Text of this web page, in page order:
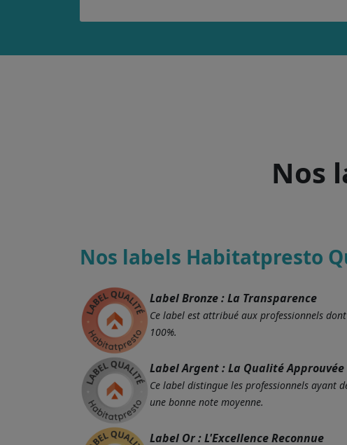
Nos
Nos labels Habitatpresto
Label Bronze : La Transparence
Ce label est attribué aux professionnels
100%.
Label Argent : La Qualité Approuvée
Ce label distingue les professionnels ayant
une bonne note moyenne.
Label Or : L'Excellence Reconnue